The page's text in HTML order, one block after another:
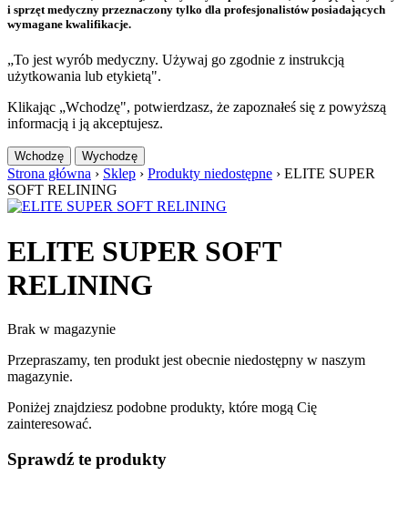
i sprzęt medyczny przeznaczony tylko dla profesjonalistów posiadających
wymagane kwalifikacje.
„To jest wyrób medyczny. Używaj go zgodnie z instrukcją
użytkowania lub etykietą".
Klikając „Wchodzę", potwierdzasz, że zapoznałeś się z powyższą
informacją i ją akceptujesz.
Wchodzę Wychodzę
Strona główna › Sklep › Produkty niedostępne › ELITE SUPER
SOFT RELINING
ELITE SUPER SOFT
RELINING
Brak w magazynie
Przepraszamy, ten produkt jest obecnie niedostępny w naszym
magazynie.
Poniżej znajdziesz podobne produkty, które mogą Cię
zainteresować.
Sprawdź te produkty